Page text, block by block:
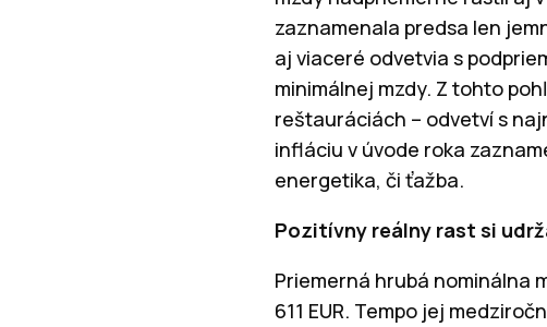
zaznamenala predsa len
aj viaceré odvetvia s
minimálnej mzdy. Z tohto
reštauráciách – odvetví s
infláciu v úvode roka
energetika, či ťažba.
Pozitívny reálny rast si
Priemerná hrubá nominálna
611 EUR. Tempo jej